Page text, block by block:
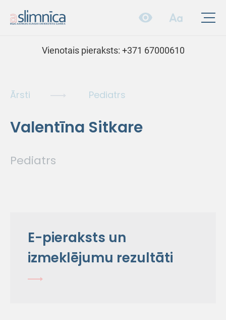
Vienotais pieraksts: +371 67000610
Ārsti Pediatrs
Valentīna Sitkare
Pediatrs
E-pieraksts un
izmeklējumu rezultāti